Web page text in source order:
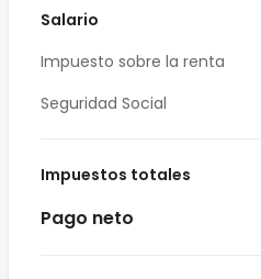
Salario
Impuesto sobre la renta
Seguridad Social
Impuestos totales
Pago neto